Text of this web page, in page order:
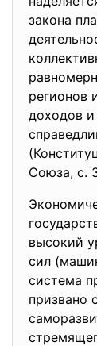
закона
регионов
доходов и
Союза, с.
высокий
сил
система
призвано